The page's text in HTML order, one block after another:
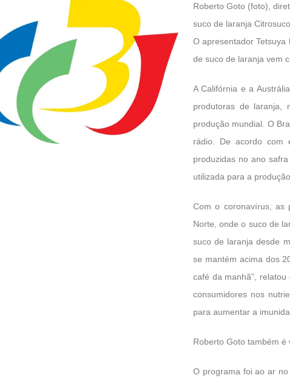
Roberto Goto (foto),
suco de laranja
O apresentador
de suco de laranja vem
A Califórnia e a
produtoras de laranja,
produção mundial. O
rádio. De acordo com
produzidas no ano
utilizada para a
Com o coronavírus, as
Norte, onde o suco de
suco de laranja desde
se mantém acima dos
café da manhã”,
consumidores nos
para aumentar a
Roberto Goto também é
O programa foi ao ar